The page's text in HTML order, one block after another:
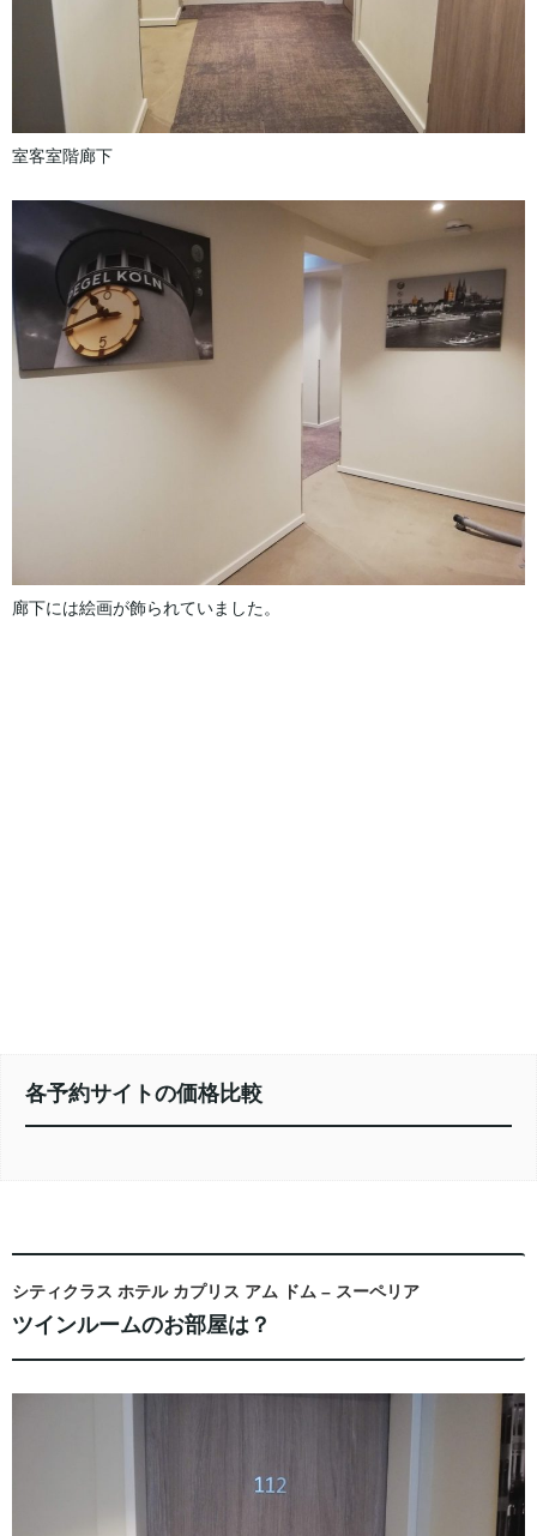
室客室階廊下
廊下には絵画が飾られていました。
各予約サイトの価格比較
シティクラス ホテル カプリス アム ドム – スーペリア
ツインルームのお部屋は？